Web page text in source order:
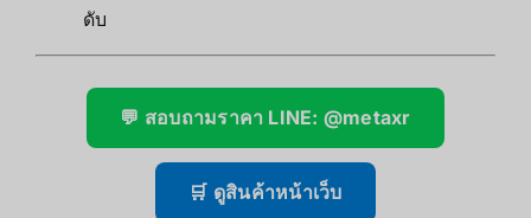
ดับ
💬 สอบถามราคา LINE: @metaxr
🛒 ดูสินค้าหน้าเว็บ